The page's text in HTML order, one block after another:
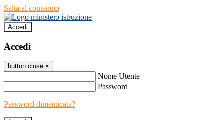
Salta al contenuto
Accedi
Accedi
button close ×
Nome Utente
Password
Password dimenticata?